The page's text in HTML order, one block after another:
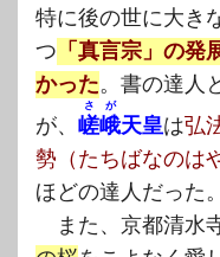
特に後の世に大き
つ 「真言宗」の
かった。書の達人
が、 嵯峨
さが
天皇は弘
勢（たちばなのは
ほどの達人だった。
また、京都清水